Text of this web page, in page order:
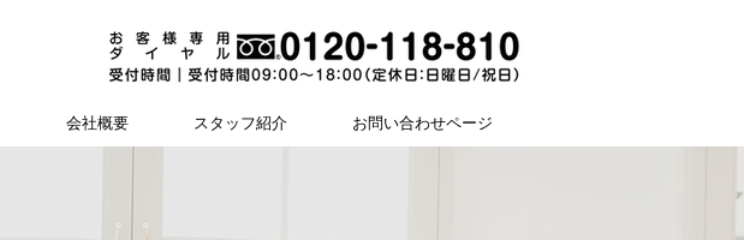
会社概要 スタッフ紹介 お問い合わせページ